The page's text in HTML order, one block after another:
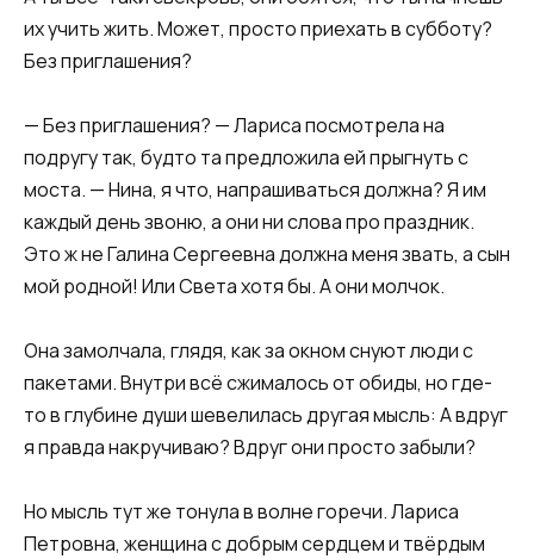
их учить жить. Может, просто приехать в субботу?
Без приглашения?​
​— Без приглашения? — Лариса посмотрела на
подругу так, будто та предложила ей прыгнуть с
моста. — Нина, я что, напрашиваться должна? Я им
каждый день звоню, а они ни слова про праздник.
Это ж не Галина Сергеевна должна меня звать, а сын
мой родной! Или Света хотя бы. А они молчок.​
​Она замолчала, глядя, как за окном снуют люди с
пакетами. Внутри всё сжималось от обиды, но где-
то в глубине души шевелилась другая мысль: А вдруг
я правда накручиваю? Вдруг они просто забыли?​
​Но мысль тут же тонула в волне горечи. Лариса
Петровна, женщина с добрым сердцем и твёрдым